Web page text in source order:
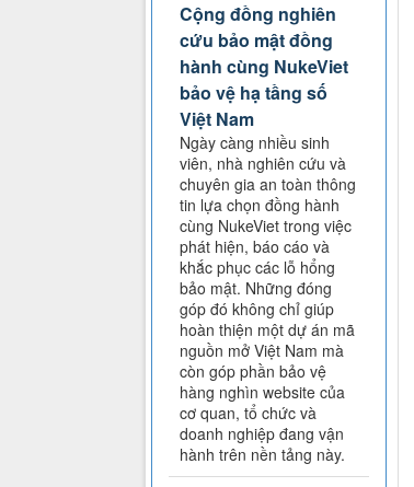
Cộng đồng nghiên
cứu bảo mật đồng
hành cùng NukeViet
bảo vệ hạ tầng số
Việt Nam
Ngày càng nhiều sinh
viên, nhà nghiên cứu và
chuyên gia an toàn thông
tin lựa chọn đồng hành
cùng NukeViet trong việc
phát hiện, báo cáo và
khắc phục các lỗ hổng
bảo mật. Những đóng
góp đó không chỉ giúp
hoàn thiện một dự án mã
nguồn mở Việt Nam mà
còn góp phần bảo vệ
hàng nghìn website của
cơ quan, tổ chức và
doanh nghiệp đang vận
hành trên nền tảng này.